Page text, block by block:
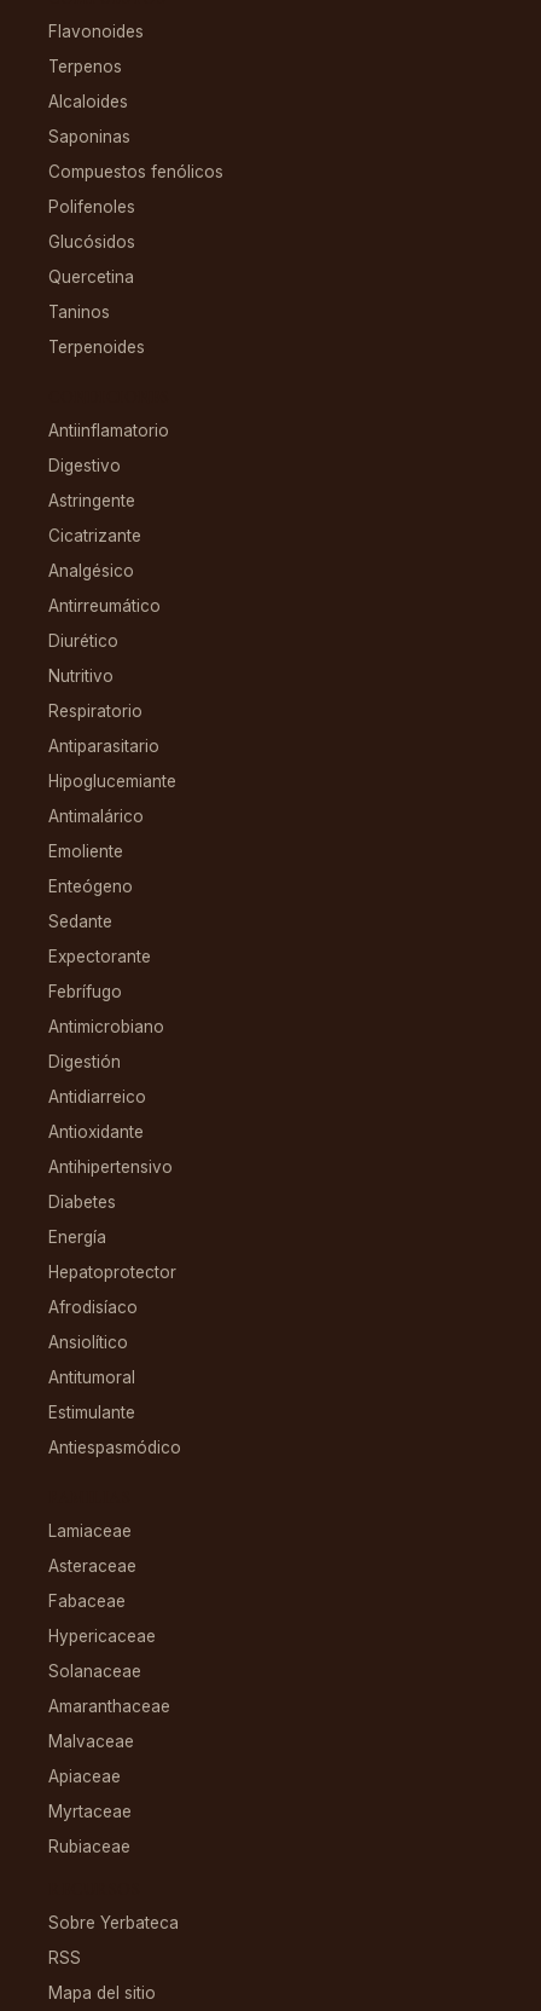
Flavonoides
Terpenos
Alcaloides
Saponinas
Compuestos fenólicos
Polifenoles
Glucósidos
Quercetina
Taninos
Terpenoides
Antiinflamatorio
Digestivo
Astringente
Cicatrizante
Analgésico
Antirreumático
Diurético
Nutritivo
Respiratorio
Antiparasitario
Hipoglucemiante
Antimalárico
Emoliente
Enteógeno
Sedante
Expectorante
Febrífugo
Antimicrobiano
Digestión
Antidiarreico
Antioxidante
Antihipertensivo
Diabetes
Energía
Hepatoprotector
Afrodisíaco
Ansiolítico
Antitumoral
Estimulante
Antiespasmódico
Lamiaceae
Asteraceae
Fabaceae
Hypericaceae
Solanaceae
Amaranthaceae
Malvaceae
Apiaceae
Myrtaceae
Rubiaceae
Sobre Yerbateca
RSS
Mapa del sitio